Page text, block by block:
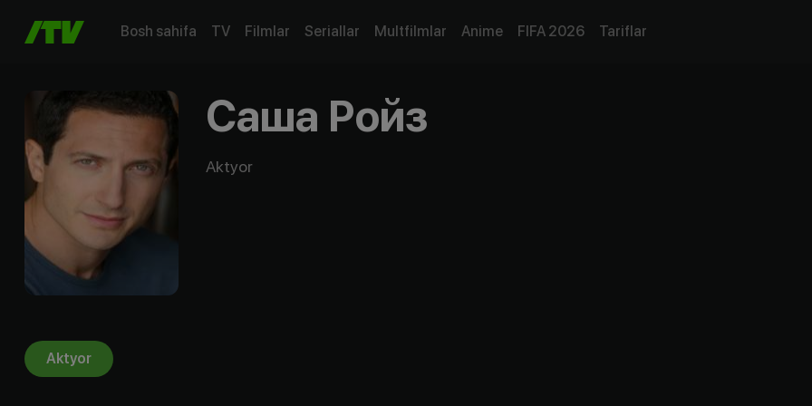
Bosh sahifa TV Filmlar Seriallar Multfilmlar Anime FIFA 2026 Tariflar
Саша Ройз
Aktyor
Aktyor